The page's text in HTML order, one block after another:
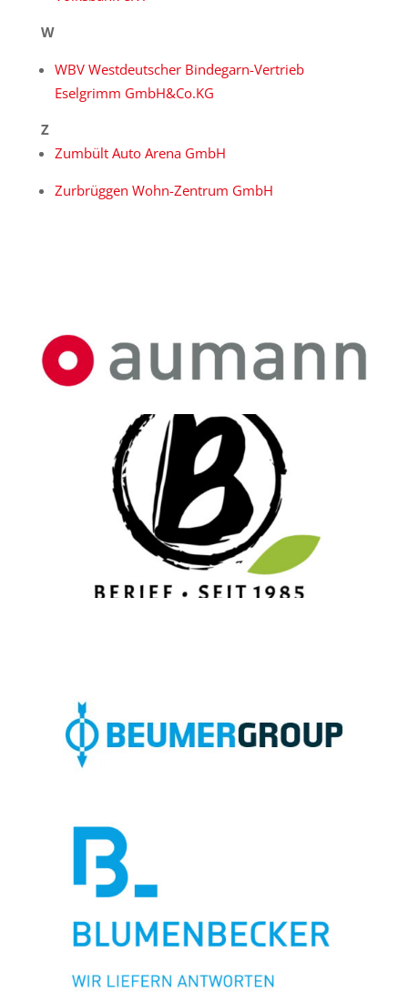
W
WBV Westdeutscher Bindegarn-Vertrieb
Eselgrimm GmbH&Co.KG
Z
Zumbült Auto Arena GmbH
Zurbrüggen Wohn-Zentrum GmbH